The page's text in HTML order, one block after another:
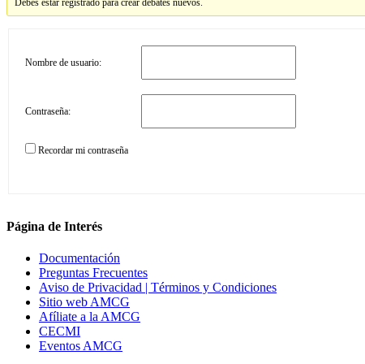
Nombre de usuario:
Contraseña:
Recordar mi contraseña
Página de Interés
Documentación
Preguntas Frecuentes
Aviso de Privacidad | Términos y Condiciones
Sitio web AMCG
Afíliate a la AMCG
CECMI
Eventos AMCG